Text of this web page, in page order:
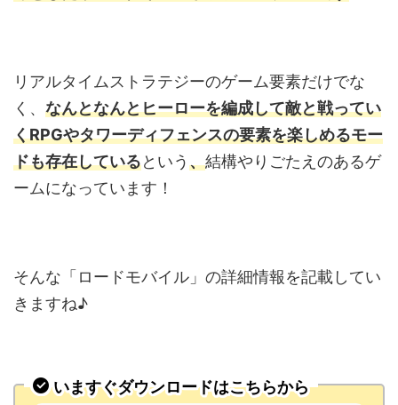
リアルタイムストラテジーのゲーム要素だけでな
く、 なんとなんとヒーローを編成して敵と戦ってい
くRPGやタワーディフェンスの要素を楽しめるモー
ドも存在しているという、結構やりごたえのあるゲ
ームになっています！
そんな「ロードモバイル」の詳細情報を記載してい
きますね♪
いますぐダウンロードはこちらから